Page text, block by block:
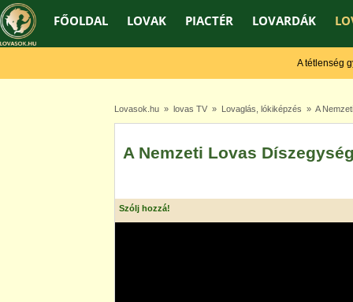
FŐOLDAL LOVAK PIACTÉR LOVARDÁK
A tétlenség
Lovasok.hu» lovas TV» Lovaglás, lókiképzés » A
A Nemzeti Lovas
Szólj hozzá!